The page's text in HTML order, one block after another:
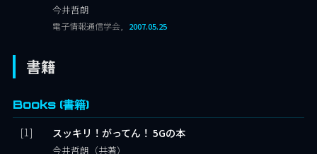
今井哲朗
電子情報通信学会, 2007.05.25
書籍
Books (書籍)
スッキリ！がってん！ 5Gの本
今井哲朗（共著）